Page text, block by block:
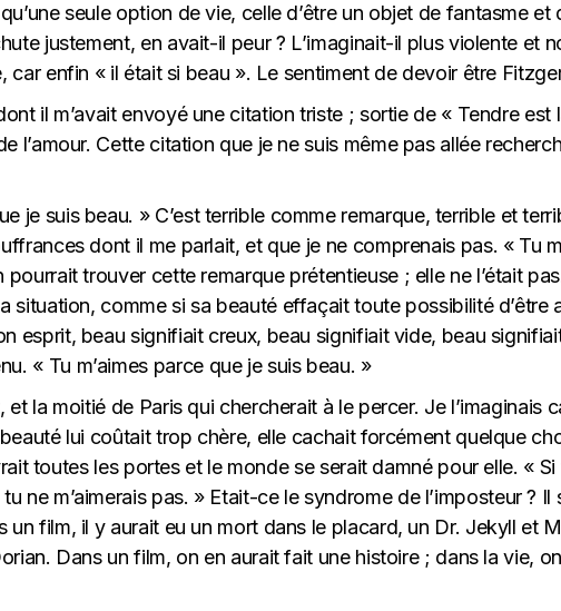
seule option de vie, celle d’être un objet de fantasme et
justement, en avait-il peur ? L’imaginait-il plus violente et
car enfin « il était si beau ». Le sentiment de devoir être
il m’avait envoyé une citation triste ; sortie de « Tendre est
l’amour. Cette citation que je ne suis même pas allée
je suis beau. » C’est terrible comme remarque, terrible et
dont il me parlait, et que je ne comprenais pas. « Tu
pourrait trouver cette remarque prétentieuse ; elle ne l’était
situation, comme si sa beauté effaçait toute possibilité d’être
esprit, beau signifiait creux, beau signifiait vide, beau
« Tu m’aimes parce que je suis beau. »
et la moitié de Paris qui chercherait à le percer. Je l’imaginais
lui coûtait trop chère, elle cachait forcément quelque
toutes les portes et le monde se serait damné pour elle. « Si
ne m’aimerais pas. » Etait-ce le syndrome de l’imposteur ? Il
un film, il y aurait eu un mort dans le placard, un Dr. Jekyll et
Dans un film, on en aurait fait une histoire ; dans la vie,